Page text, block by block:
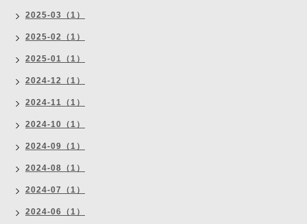
2025-03（1）
2025-02（1）
2025-01（1）
2024-12（1）
2024-11（1）
2024-10（1）
2024-09（1）
2024-08（1）
2024-07（1）
2024-06（1）